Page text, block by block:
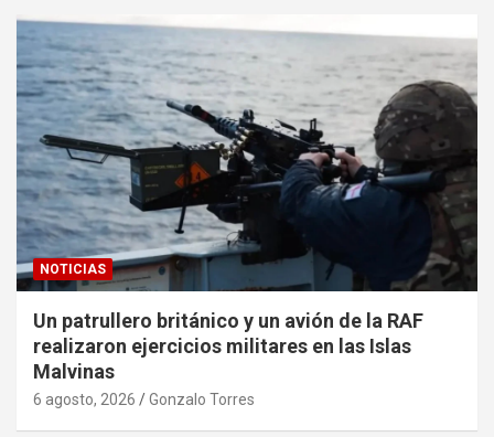
NOTICIAS
Un patrullero británico y un avión de la RAF
realizaron ejercicios militares en las Islas
Malvinas
6 agosto, 2026 Gonzalo Torres